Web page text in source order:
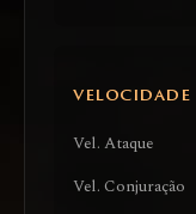
VELOCIDADE
Vel. Ataque
Vel. Conjuração